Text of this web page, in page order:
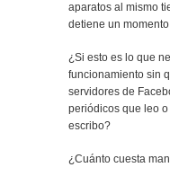
aparatos al mismo
detiene un
¿Si esto es lo que
funcionamiento sin
servidores de
periódicos que leo
escribo?
¿Cuánto cuesta